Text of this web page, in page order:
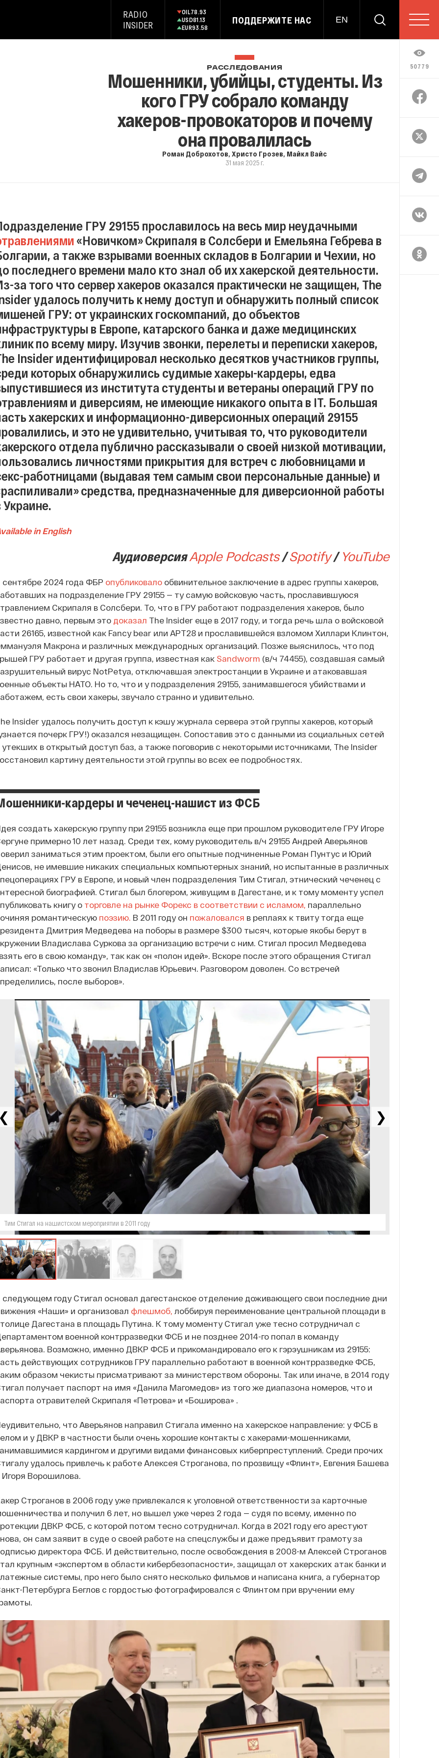
RADIO
INSIDER
OIL78.93
USD81.13
EUR93.58
ПОДДЕРЖИТЕ НАС EN
50779
РАССЛЕДОВАНИЯ
Мошенники, убийцы, студенты. Из
кого ГРУ собрало команду
хакеров-провокаторов и почему
она провалилась
Роман Доброхотов,Христо Грозев, Майкл Вайс
31 мая 2025 г.
ГРУ 29155 прославилось на весь мир неудачными
«Новичком» Скрипаля в Солсбери и Емельяна Гебрева в
а также взрывами военных складов в Болгарии и Чехии, но
последнего времени мало кто знал об их хакерской деятельности.
за того что сервер хакеров оказался практически не защищен, The
удалось получить к нему доступ и обнаружить полный список
ГРУ: от украинских госкомпаний, до объектов
в Европе, катарского банка и даже медицинских
по всему миру. Изучив звонки, перелеты и переписки хакеров,
Insider идентифицировал несколько десятков участников группы,
которых обнаружились судимые хакеры-кардеры, едва
из института студенты и ветераны операций ГРУ по
и диверсиям, не имеющие никакого опыта в IT. Большая
хакерских и информационно-диверсионных операций 29155
и это не удивительно, учитывая то, что руководители
отдела публично рассказывали о своей низкой мотивации,
личностями прикрытия для встреч с любовницами и
работницами (выдавая тем самым свои персональные данные) и
средства, предназначенные для диверсионной работы
Украине.
in English
АудиоверсияApple Podcasts/Spotify / YouTube
сентябре 2024 года ФБР опубликовало обвинительное заключение в адрес группы хакеров,
на подразделение ГРУ 29155 — ту самую войсковую часть, прославившуюся
Скрипаля в Солсбери. То, что в ГРУ работают подразделения хакеров, было
давно, первым это доказал The Insider еще в 2017 году, и тогда речь шла о войсковой
26165, известной как Fancy bear или APT28 и прославившейся взломом Хиллари Клинтон,
Макрона и различных международных организаций. Позже выяснилось, что под
ГРУ работает и другая группа, известная как Sandworm (в/ч 74455), создавшая самый
вирус NotPetya, отключавшая электростанции в Украине и атаковавшая
объекты НАТО. Но то, что и у подразделения 29155, занимавшегося убийствами и
есть свои хакеры, звучало странно и удивительно.
Insider удалось получить доступ к кэшу журнала сервера этой группы хакеров, который
почерк ГРУ!) оказался незащищен. Сопоставив это с данными из социальных сетей
утекших в открытый доступ баз, а также поговорив с некоторыми источниками, The Insider
картину деятельности этой группы во всех ее подробностях.
кардеры и чеченец-нашист из ФСБ
создать хакерскую группу при 29155 возникла еще при прошлом руководителе ГРУ Игоре
примерно 10 лет назад. Среди тех, кому руководитель в/ч 29155 Андрей Аверьянов
заниматься этим проектом, были его опытные подчиненные Роман Пунтус и Юрий
не имевшие никаких специальных компьютерных знаний, но испытанные в различных
ГРУ в Европе, и новый член подразделения Тим Стигал, этнический чеченец с
биографией. Стигал был блогером, живущим в Дагестане, и к тому моменту успел
книгу о торговле на рынке Форекс в соответствии с исламом, параллельно
романтическую поэзию. В 2011 году он пожаловался в реплаях к твиту тогда еще
Дмитрия Медведева на поборы в размере $300 тысяч, которые якобы берут в
Владислава Суркова за организацию встречи с ним. Стигал просил Медведева
его в свою команду», так как он «полон идей». Вскоре после этого обращения Стигал
«Только что звонил Владислав Юрьевич. Разговором доволен. Со встречей
после выборов».
Тим Стигал на нашистском мероприятии в 2011 году
❯
следующем году Стигал основал дагестанское отделение доживающего свои последние дни
«Наши» и организовал флешмоб, лоббируя переименование центральной площади в
Дагестана в площадь Путина. К тому моменту Стигал уже тесно сотрудничал с
военной контрразведки ФСБ и не позднее 2014-го попал в команду
Возможно, именно ДВКР ФСБ и прикомандировало его к гэрэушникам из 29155:
действующих сотрудников ГРУ параллельно работают в военной контрразведке ФСБ,
образом чекисты присматривают за министерством обороны. Так или иначе, в 2014 году
получает паспорт на имя «Данила Магомедов» из того же диапазона номеров, что и
отравителей Скрипаля «Петрова» и «Боширова» .
что Аверьянов направил Стигала именно на хакерское направление: у ФСБ в
и у ДВКР в частности были очень хорошие контакты с хакерами-мошенниками,
кардингом и другими видами финансовых киберпреступлений. Среди прочих
удалось привлечь к работе Алексея Строганова, по прозвищу «Флинт», Евгения Башева
Игоря Ворошилова.
Строганов в 2006 году уже привлекался к уголовной ответственности за карточные
и получил 6 лет, но вышел уже через 2 года — судя по всему, именно по
ДВКР ФСБ, с которой потом тесно сотрудничал. Когда в 2021 году его арестуют
он сам заявит в суде о своей работе на спецслужбы и даже предъявит грамоту за
директора ФСБ. И действительно, после освобождения в 2008-м Алексей Строганов
крупным «экспертом в области кибербезопасности», защищал от хакерских атак банки и
системы, про него было снято несколько фильмов и написана книга, а губернатор
Петербурга Беглов с гордостью фотографировался с Флинтом при вручении ему